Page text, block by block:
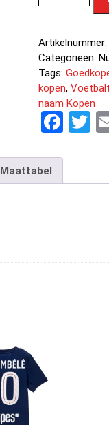
Artikelnummer:
Categorieën:
Tags:
kopen,
naam Kopen
F
ce
b
o
T
er
Maattabel